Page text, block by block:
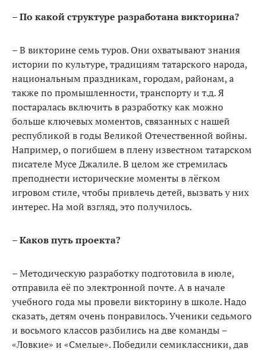
– По какой структуре разработана викторина?
– В викторине семь туров. Они охватывают знания
истории по культуре, традициям татарского народа,
национальным праздникам, городам, районам, а
также по промышленности, транспорту и т.д. Я
постаралась включить в разработку как можно
больше ключевых моментов, связанных с нашей
республикой в годы Великой Отечественной войны.
Например, о погибшем в плену известном татарском
писателе Мусе Джалиле. В целом же стремилась
преподнести исторические моменты в лёгком
игровом стиле, чтобы привлечь детей, вызвать у них
интерес. На мой взгляд, это получилось.
– Каков путь проекта?
– Методическую разработку подготовила в июле,
отправила её по электронной почте. А в начале
учебного года мы провели викторину в школе. Надо
сказать, детям очень понравилось. Ученики седьмого
и восьмого классов разбились на две команды –
«Ловкие» и «Смелые». Победили семиклассники, дав